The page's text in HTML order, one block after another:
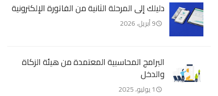
دليلك إلى المرحلة الثانية من الفاتورة الإلكترونية
9 أبريل، 2026
البرامج المحاسبية المعتمدة من هيئة الزكاة
والدخل
1 يوليو، 2025